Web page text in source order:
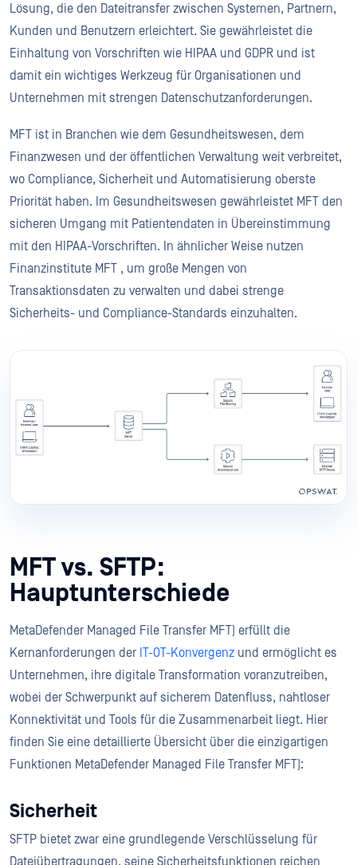
Lösung, die den Dateitransfer zwischen Systemen, Partnern,
Kunden und Benutzern erleichtert. Sie gewährleistet die
Einhaltung von Vorschriften wie HIPAA und GDPR und ist
damit ein wichtiges Werkzeug für Organisationen und
Unternehmen mit strengen Datenschutzanforderungen.
MFT ist in Branchen wie dem Gesundheitswesen, dem
Finanzwesen und der öffentlichen Verwaltung weit verbreitet,
wo Compliance, Sicherheit und Automatisierung oberste
Priorität haben. Im Gesundheitswesen gewährleistet MFT den
sicheren Umgang mit Patientendaten in Übereinstimmung
mit den HIPAA-Vorschriften. In ähnlicher Weise nutzen
Finanzinstitute MFT , um große Mengen von
Transaktionsdaten zu verwalten und dabei strenge
Sicherheits- und Compliance-Standards einzuhalten.
MFT vs. SFTP:
Hauptunterschiede
MetaDefender Managed File Transfer MFT) erfüllt die
Kernanforderungen der IT-OT-Konvergenz und ermöglicht es
Unternehmen, ihre digitale Transformation voranzutreiben,
wobei der Schwerpunkt auf sicherem Datenfluss, nahtloser
Konnektivität und Tools für die Zusammenarbeit liegt. Hier
finden Sie eine detaillierte Übersicht über die einzigartigen
Funktionen MetaDefender Managed File Transfer MFT):
Sicherheit
SFTP bietet zwar eine grundlegende Verschlüsselung für
Dateiübertragungen, seine Sicherheitsfunktionen reichen